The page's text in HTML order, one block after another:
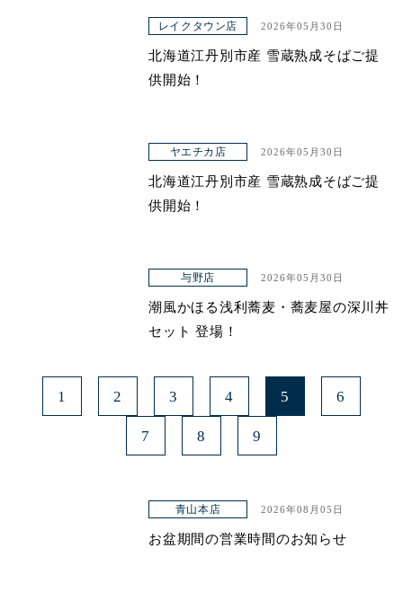
レイクタウン店 2026年05月30日
北海道江丹別市産 雪蔵熟成そばご提
供開始！
ヤエチカ店 2026年05月30日
北海道江丹別市産 雪蔵熟成そばご提
供開始！
与野店 2026年05月30日
潮風かほる浅利蕎麦・蕎麦屋の深川丼
セット 登場！
1 2 3 4 5 6
7 8 9
青山本店 2026年08月05日
お盆期間の営業時間のお知らせ